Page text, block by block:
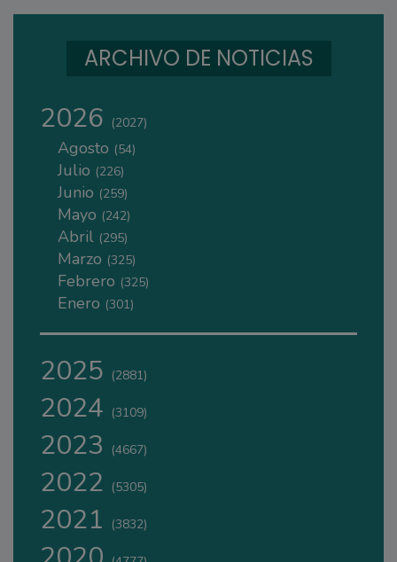
ARCHIVO DE NOTICIAS
2026 (2027)
Agosto (54)
Julio (226)
Junio (259)
Mayo (242)
Abril (295)
Marzo (325)
Febrero (325)
Enero (301)
2025 (2881)
2024 (3109)
2023 (4667)
2022 (5305)
2021 (3832)